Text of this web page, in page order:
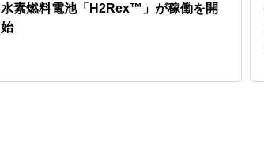
水素燃料電池「H2Rex™」が稼働を開
始